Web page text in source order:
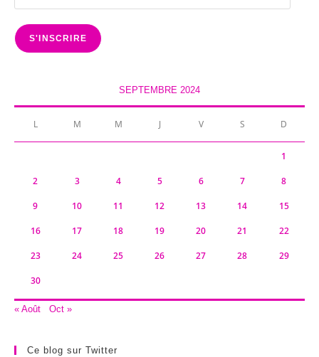
e-
mail
S'INSCRIRE
SEPTEMBRE 2024
L M M J V S D
1
2 3 4 5 6 7 8
9 10 11 12 13 14 15
16 17 18 19 20 21 22
23 24 25 26 27 28 29
30
« Août Oct »
Ce blog sur Twitter